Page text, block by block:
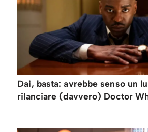
Dai, basta: avrebbe senso un
rilanciare (davvero) Doctor